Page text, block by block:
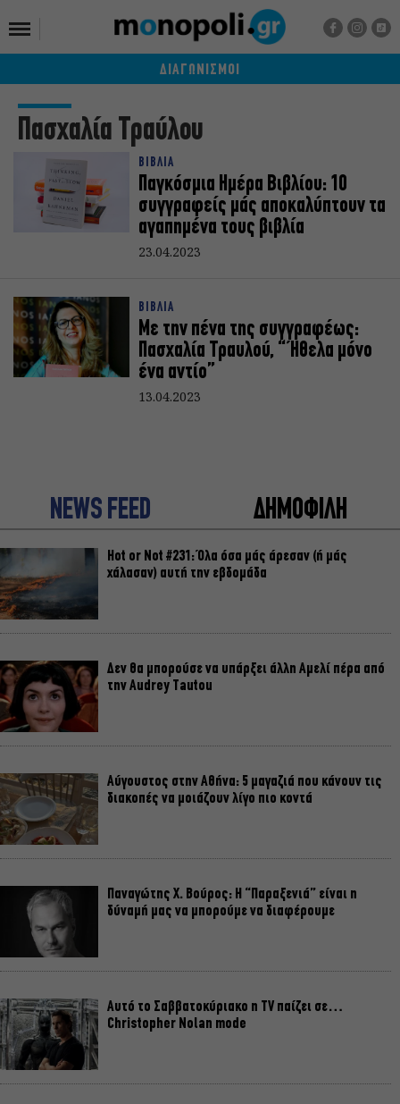
ΔΙΑΓΩΝΙΣΜΟΙ
Πασχαλία Τραύλου
ΒΙΒΛΙΑ
Παγκόσμια Ημέρα Βιβλίου: 10
συγγραφείς μάς αποκαλύπτουν τα
αγαπημένα τους βιβλία
23.04.2023
ΒΙΒΛΙΑ
Με την πένα της συγγραφέως:
Πασχαλία Τραυλού, “Ήθελα μόνο
ένα αντίο”
13.04.2023
NEWS FEED ΔΗΜΟΦΙΛΗ
Hot or Not #231: Όλα όσα μάς άρεσαν (ή μάς
χάλασαν) αυτή την εβδομάδα
Δεν θα μπορούσε να υπάρξει άλλη Αμελί πέρα από
την Audrey Tautou
Αύγουστος στην Αθήνα: 5 μαγαζιά που κάνουν τις
διακοπές να μοιάζουν λίγο πιο κοντά
Παναγώτης Χ. Βούρος: Η “Παραξενιά” είναι η
δύναμή μας να μπορούμε να διαφέρουμε
Αυτό το Σαββατοκύριακο η TV παίζει σε…
Christopher Nolan mode